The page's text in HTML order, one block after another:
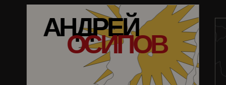
АНДРЕЙ
ОСИПОВ